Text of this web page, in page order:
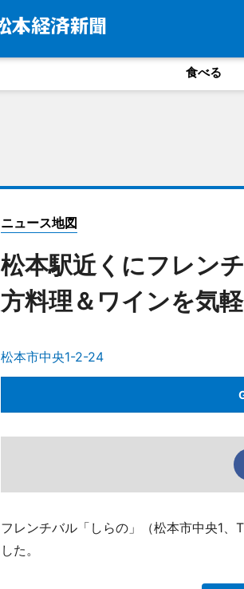
食べる
ニュース地図
松本駅近くにフレン
方料理＆ワインを気
松本市中央1-2-24
フレンチバル「しらの」（松本市中央1
した。